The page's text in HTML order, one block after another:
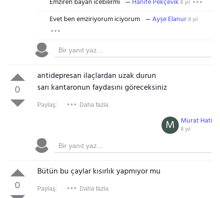
8 yıl
Evet ben emziriyorum iciyorum Ayşe Elanur8 yıl
0
antidepresan ilaçlardan uzak durun
sarı kantaronun faydasını göreceksiniz
Paylaş: Daha fazla
Murat Hati
8 yıl
M
0
Bütün bu çaylar kısırlık yapmıyor mu
Paylaş: Daha fazla